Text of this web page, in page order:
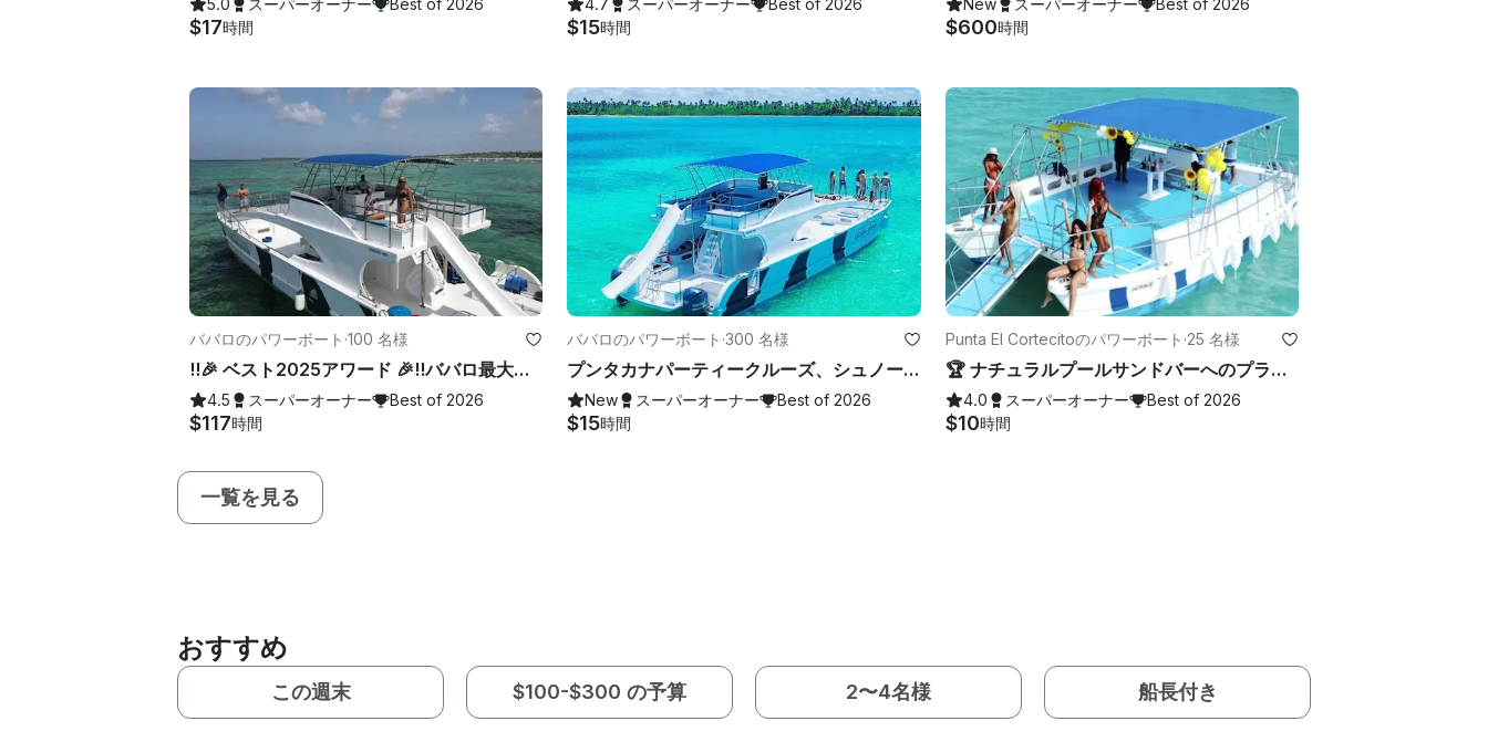
5.0 スーパーオーナー Best of 2026
$17時間
4.7 スーパーオーナー Best of 2026
$15時間
New スーパーオーナー Best of 2026
$600時間
ババロのパワーボート ·100 名様
!!🎉 ベスト2025アワード 🎉!!ババロ最大のヨット
4.5 スーパーオーナー Best of 2026
$117時間
ババロのパワーボート ·300 名様
プンタカナパーティークルーズ、シュノーケリング、スライドサンドバー、エンターテインメント
New スーパーオーナー Best of 2026
$15時間
Punta El Cortecitoのパワーボート ·25 名様
🏆 ナチュラルプールサンドバーへのプライベートボートトリップ 🎊
4.0 スーパーオーナー Best of 2026
$10時間
一覧を見る
おすすめ
この週末 $100-$300 の予算 2〜4名様 船長付き